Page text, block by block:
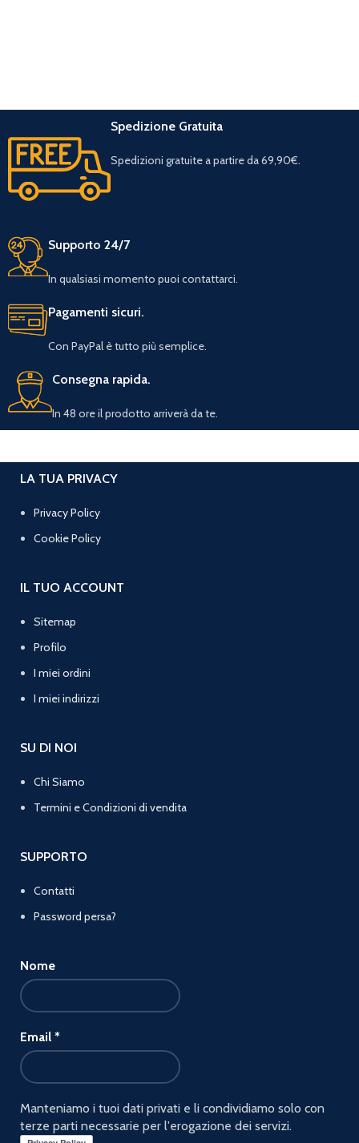
Spedizione Gratuita
Spedizioni gratuite a partire da 69,90€.
Supporto 24/7
In qualsiasi momento puoi contattarci.
Pagamenti sicuri.
Con PayPal è tutto più semplice.
Consegna rapida.
In 48 ore il prodotto arriverà da te.
LA TUA PRIVACY
Privacy Policy
Cookie Policy
IL TUO ACCOUNT
Sitemap
Profilo
I miei ordini
I miei indirizzi
SU DI NOI
Chi Siamo
Termini e Condizioni di vendita
SUPPORTO
Contatti
Password persa?
Nome
Email *
Manteniamo i tuoi dati privati e li condividiamo solo con
terze parti necessarie per l'erogazione dei servizi.